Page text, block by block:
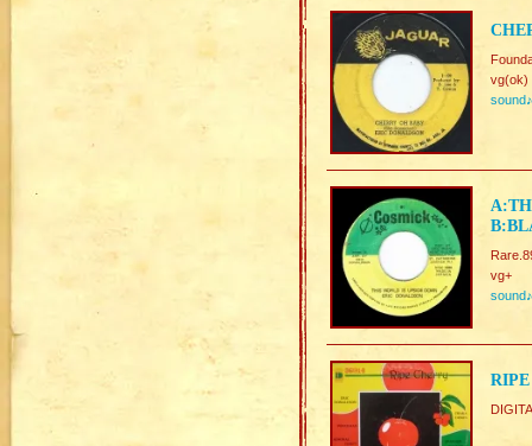
vg(ok)
sound♪
vg+
sound♪